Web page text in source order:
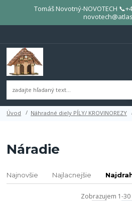
Tomáš Novotný-NOVOTECH
Úvod Náhradné diely PÍLY/ KROVINOREZY
Náradie
Najnovšie Najlacnejšie
Zobrazujem 1-30